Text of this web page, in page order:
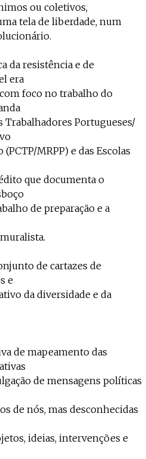
ou coletivos,
tela de liberdade, num
da resistência e de
era
foco no trabalho do
Trabalhadores Portugueses/
MRPP) e das Escolas
que documenta o
de preparação e a
de cartazes de
e
da diversidade e da
de mapeamento das
de mensagens políticas
de nós, mas desconhecidas
ideias, intervenções e